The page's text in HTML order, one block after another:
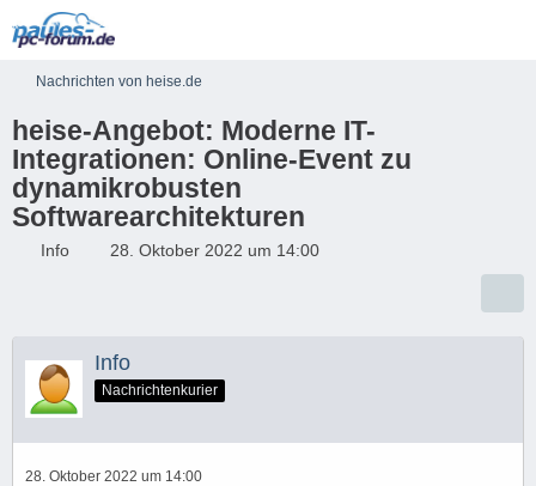
Nachrichten von heise.de
heise-Angebot: Moderne IT-
Integrationen: Online-Event zu
dynamikrobusten
Softwarearchitekturen
Info 28. Oktober 2022 um 14:00
Info
Nachrichtenkurier
28. Oktober 2022 um 14:00